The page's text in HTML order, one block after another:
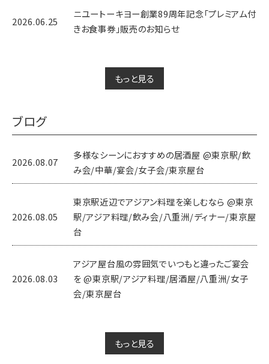
2026.06.25
ニユートーキヨー創業89周年記念「プレミアム付
きお食事券」販売のお知らせ
もっと見る
ブログ
2026.08.07
多様なシーンにおすすめの居酒屋 @東京駅/飲
み会/中華/宴会/女子会/東京屋台
2026.08.05
東京駅近辺でアジアン料理を楽しむなら @東京
駅/アジア料理/飲み会/八重洲/ディナー/東京屋
台
2026.08.03
アジア屋台風の雰囲気でいつもと違ったご宴会
を @東京駅/アジア料理/居酒屋/八重洲/女子
会/東京屋台
もっと見る